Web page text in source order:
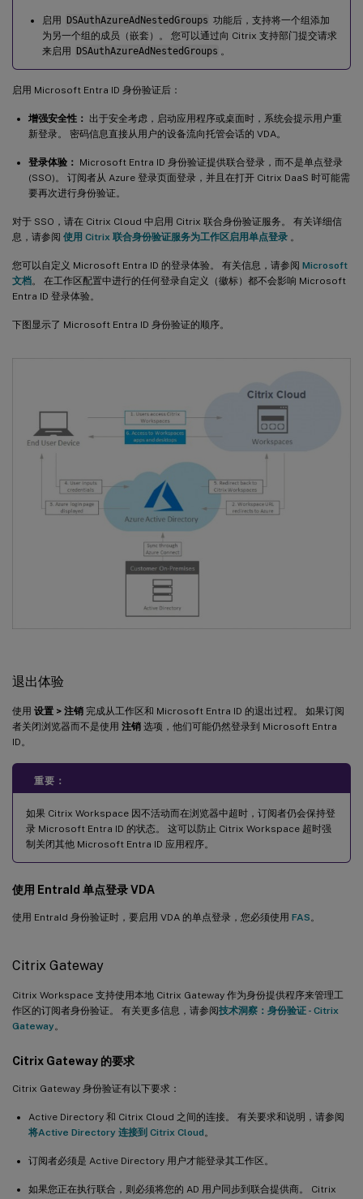
启用 DSAuthAzureAdNestedGroups 功能后，支持将一个组添加
为另一个组的成员（嵌套）。 您可以通过向 Citrix 支持部门提交请求
来启用 DSAuthAzureAdNestedGroups 。
启用 Microsoft Entra ID 身份验证后：
增强安全性： 出于安全考虑，启动应用程序或桌面时，系统会提示用户重
新登录。 密码信息直接从用户的设备流向托管会话的 VDA。
登录体验：
Microsoft Entra ID 身份验证提供联合登录，而不是单点登录
(SSO)。 订阅者从 Azure 登录页面登录，并且在打开 Citrix DaaS 时可能需
要再次进行身份验证。
对于 SSO，请在 Citrix Cloud 中启用 Citrix 联合身份验证服务。 有关详细信
息，请参阅 使用 Citrix 联合身份验证服务为工作区启用单点登录 。
您可以自定义 Microsoft Entra ID 的登录体验。 有关信息，请参阅 Microsoft
文档。 在工作区配置中进行的任何登录自定义（徽标）都不会影响 Microsoft
Entra ID 登录体验。
下图显示了 Microsoft Entra ID 身份验证的顺序。
退出体验
使用 设置 > 注销 完成从工作区和 Microsoft Entra ID 的退出过程。 如果订阅
者关闭浏览器而不是使用 注销 选项，他们可能仍然登录到 Microsoft Entra
ID。
重要：
如果 Citrix Workspace 因不活动而在浏览器中超时，订阅者仍会保持登
录 Microsoft Entra ID 的状态。 这可以防止 Citrix Workspace 超时强
制关闭其他 Microsoft Entra ID 应用程序。
使用 EntraId 单点登录 VDA
使用 EntraId 身份验证时，要启用 VDA 的单点登录，您必须使用 FAS。
Citrix Gateway
Citrix Workspace 支持使用本地 Citrix Gateway 作为身份提供程序来管理工
作区的订阅者身份验证。 有关更多信息，请参阅技术洞察：身份验证 - Citrix
Gateway。
Citrix Gateway 的要求
Citrix Gateway 身份验证有以下要求：
Active Directory 和 Citrix Cloud 之间的连接。 有关要求和说明，请参阅
将Active Directory 连接到 Citrix Cloud。
订阅者必须是 Active Directory 用户才能登录其工作区。
如果您正在执行联合，则必须将您的 AD 用户同步到联合提供商。 Citrix